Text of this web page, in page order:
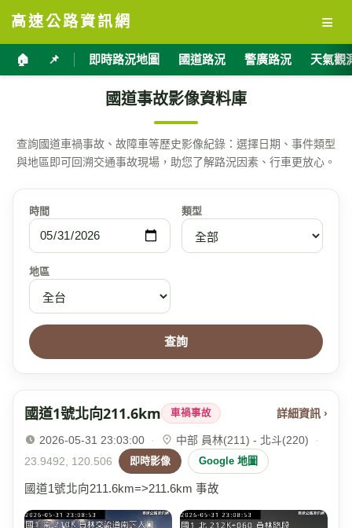
高速公路資訊網 ≡
🏠 📌 即時路況地圖 國道路況 警廣路況 天氣觀
國道事故影像資料庫
查詢國道車禍事故、故障車等歷史影像紀錄：選擇日期、事件類型
與地區即可回溯交通事故現場，助您了解路況因素、行車更放心。
時間 類型
地區
查詢
國道1號北向211.6km 車禍事故 詳細資訊 ›
2026-05-31 23:03:00 · 中部 員林(211) - 北斗(220)
·
23.9492, 120.506
即時影像 Google 地圖
國道1號北向211.6km=>211.6km 事故